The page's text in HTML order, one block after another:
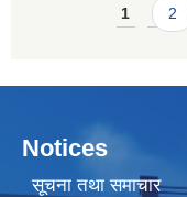
Pages1 2
Notices
सूचना तथा समाचार